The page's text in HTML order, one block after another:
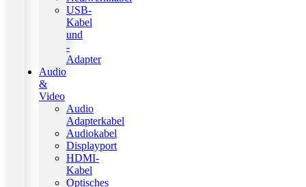
USB-
Kabel
und
-
Adapter
Audio
&
Video
Audio
Adapterkabel
Audiokabel
Displayport
HDMI-
Kabel
Optisches